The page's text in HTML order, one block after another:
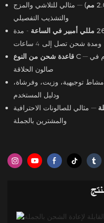
— مثالي للتلاشي والمزج
والتشذيب التفصيلي
- مدة
قاعدة شحن من النوع C— سريعة ومستقرة وجاهزة للاستخدام في
صالون الحلاقة
تتضمن 8 أمشاط توجيهية، وزيت، وفرشاة،
ودليل المستخدم
— مثالي للصالونات الاحترافية
والمشترين بالجملة